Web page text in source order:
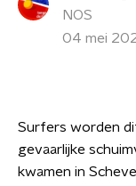
NOS
04 mei
Surfers worden
gevaarlijke
kwamen in